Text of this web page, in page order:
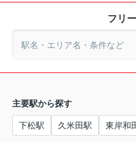
フリ
主要駅から探す
下松駅 久米田駅 東岸和